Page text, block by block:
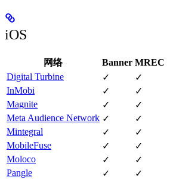
iOS
网络 Banner MREC
Digital Turbine
✓
✓
InMobi
✓
✓
Magnite
✓
✓
Meta Audience Network ✓
✓
Mintegral
✓
✓
MobileFuse
✓
✓
Moloco
✓
✓
Pangle
✓
✓